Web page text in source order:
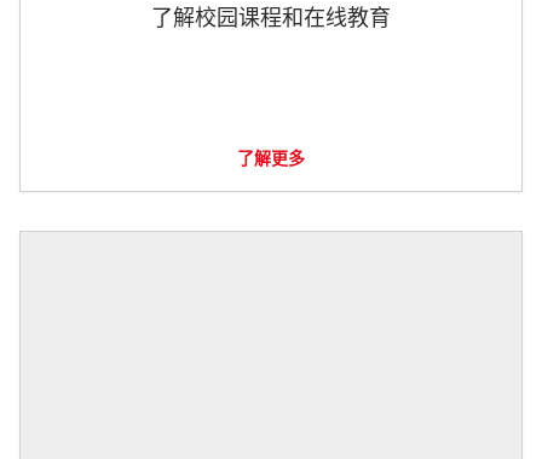
了解校园课程和在线教育
了解更多